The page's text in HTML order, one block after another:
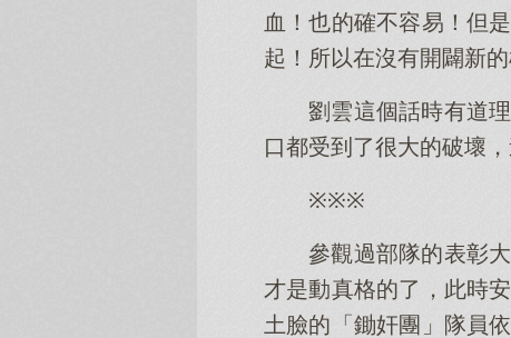
血！也的確不容易！但
起！所以在沒有開闢新
劉雲這個話時有道
口都受到了很大的破壞
※※※
參觀過部隊的表彰
才是動真格的了，此時
土臉的「鋤奸團」隊員